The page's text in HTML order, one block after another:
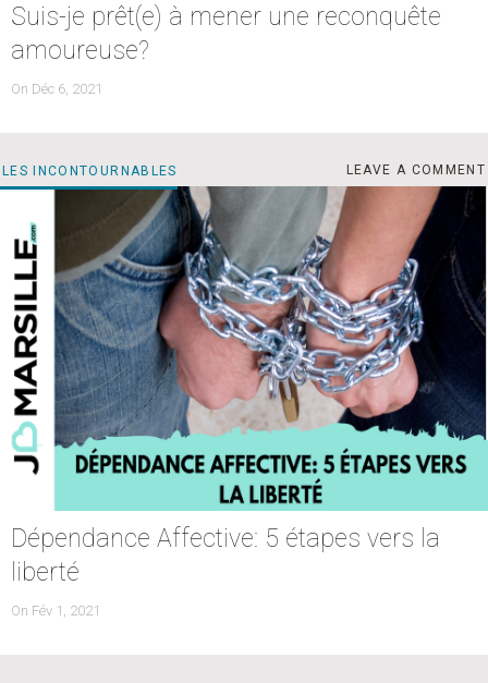
Suis-je prêt(e) à mener une reconquête
amoureuse?
On POSTED
Déc 6, 2021
CATEGORIES
LES INCONTOURNABLES LEAVE A COMMENT
Dépendance Affective: 5 étapes vers la
liberté
On POSTED
Fév 1, 2021